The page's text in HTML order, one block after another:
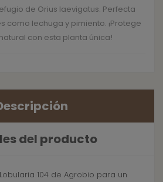
de Orius laevigatus. Perfecta
como lechuga y pimiento. ¡Protege
con esta planta única!
del producto
104 de Agrobio para un